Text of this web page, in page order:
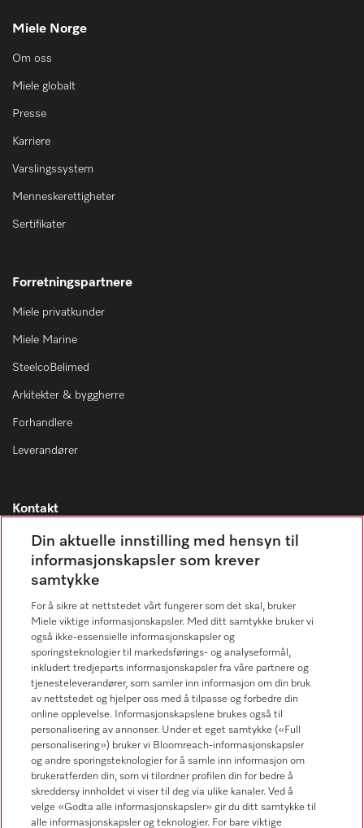
Miele Norge
Om oss
Miele globalt
Presse
Karriere
Varslingssystem
Menneskerettigheter
Sertifikater
Forretningspartnere
Miele privatkunder
Miele Marine
SteelcoBelimed
Arkitekter & byggherre
Forhandlere
Leverandører
Kontakt
Kontaktoversikt
Miele Professional Service
67 17 34 40
Forbrukerkontakt
67 17 31 00
Forhandlersøk
Din aktuelle innstilling med hensyn til
informasjonskapsler som krever
samtykke
For å sikre at nettstedet vårt fungerer som det skal, bruker
Miele viktige informasjonskapsler. Med ditt samtykke bruker vi
også ikke-essensielle informasjonskapsler og
sporingsteknologier til markedsførings- og analyseformål,
inkludert tredjeparts informasjonskapsler fra våre partnere og
tjenesteleverandører, som samler inn informasjon om din bruk
av nettstedet og hjelper oss med å tilpasse og forbedre din
online opplevelse. Informasjonskapslene brukes også til
personalisering av annonser. Under et eget samtykke («Full
personalisering») bruker vi Bloomreach-informasjonskapsler
og andre sporingsteknologier for å samle inn informasjon om
brukeratferden din, som vi tilordner profilen din for bedre å
skreddersy innholdet vi viser til deg via ulike kanaler. Ved å
velge «Godta alle informasjonskapsler» gir du ditt samtykke til
alle informasjonskapsler og teknologier. For bare viktige